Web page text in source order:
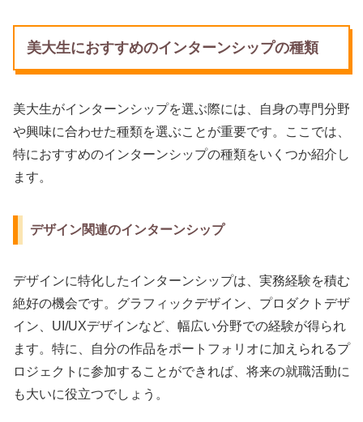
美大生におすすめのインターンシップの種類
美大生がインターンシップを選ぶ際には、自身の専門分野
や興味に合わせた種類を選ぶことが重要です。ここでは、
特におすすめのインターンシップの種類をいくつか紹介し
ます。
デザイン関連のインターンシップ
デザインに特化したインターンシップは、実務経験を積む
絶好の機会です。グラフィックデザイン、プロダクトデザ
イン、UI/UXデザインなど、幅広い分野での経験が得られ
ます。特に、自分の作品をポートフォリオに加えられるプ
ロジェクトに参加することができれば、将来の就職活動に
も大いに役立つでしょう。